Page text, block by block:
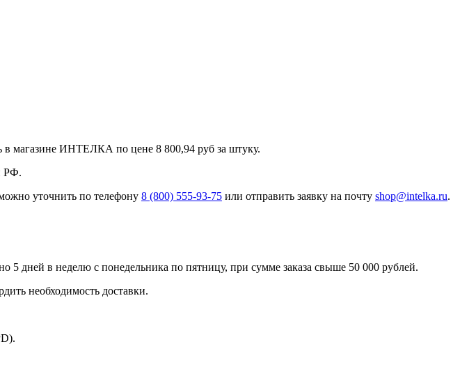
магазине ИНТЕЛКА по цене 8 800,94 руб за штуку.
РФ.
уточнить по телефону 8 (800) 555-93-75 или отправить заявку на почту shop@intelka.ru.
5 дней в неделю с понедельника по пятницу, при сумме заказа свыше 50 000 рублей.
необходимость доставки.